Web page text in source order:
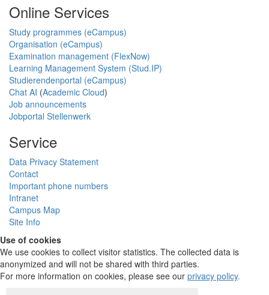
Online Services
Study programmes (eCampus)
Organisation (eCampus)
Examination management (FlexNow)
Learning Management System (Stud.IP)
Studierendenportal (eCampus)
Chat AI (Academic Cloud)
Job announcements
Jobportal Stellenwerk
Service
Data Privacy Statement
Contact
Important phone numbers
Intranet
Campus Map
Site Info
Use of cookies
We use cookies to collect visitor statistics. The collected data is
anonymized and will not be shared with third parties.
For more information on cookies, please see our privacy policy.